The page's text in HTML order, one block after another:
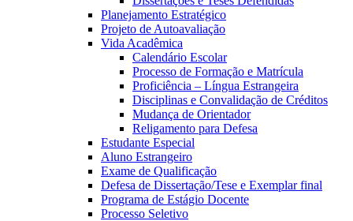
Planejamento Estratégico
Projeto de Autoavaliação
Vida Acadêmica
Calendário Escolar
Processo de Formação e Matrícula
Proficiência – Língua Estrangeira
Disciplinas e Convalidação de Créditos
Mudança de Orientador
Religamento para Defesa
Estudante Especial
Aluno Estrangeiro
Exame de Qualificação
Defesa de Dissertação/Tese e Exemplar final
Programa de Estágio Docente
Processo Seletivo